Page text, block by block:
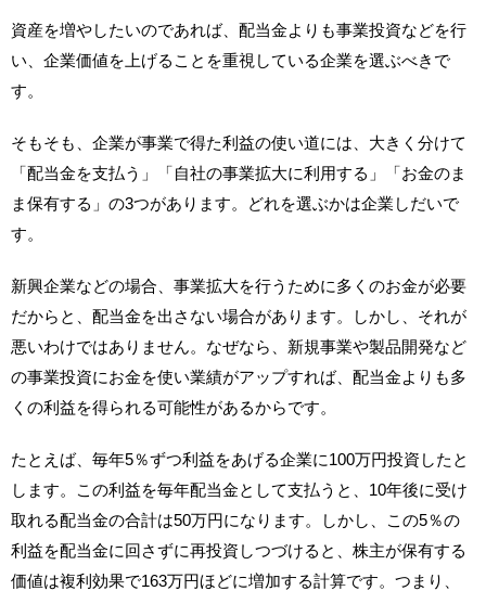
資産を増やしたいのであれば、配当金よりも事業投資などを行
い、企業価値を上げることを重視している企業を選ぶべきで
す。
そもそも、企業が事業で得た利益の使い道には、大きく分けて
「配当金を支払う」「自社の事業拡大に利用する」「お金のま
ま保有する」の3つがあります。どれを選ぶかは企業しだいで
す。
新興企業などの場合、事業拡大を行うために多くのお金が必要
だからと、配当金を出さない場合があります。しかし、それが
悪いわけではありません。なぜなら、新規事業や製品開発など
の事業投資にお金を使い業績がアップすれば、配当金よりも多
くの利益を得られる可能性があるからです。
たとえば、毎年5％ずつ利益をあげる企業に100万円投資したと
します。この利益を毎年配当金として支払うと、10年後に受け
取れる配当金の合計は50万円になります。しかし、この5％の
利益を配当金に回さずに再投資しつづけると、株主が保有する
価値は複利効果で163万円ほどに増加する計算です。つまり、